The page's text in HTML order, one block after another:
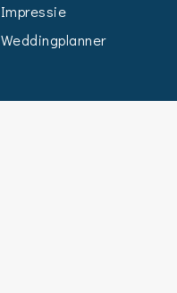
Impressie
Weddingplanner